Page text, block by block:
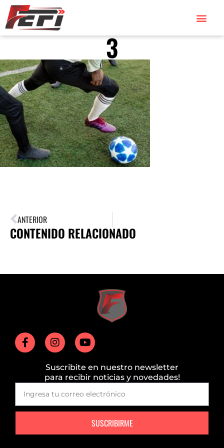
3
ANTERIOR
CONTENIDO RELACIONADO
Suscribite en nuestro newsletter
para recibir noticias y novedades!
SUSCRIBIRME